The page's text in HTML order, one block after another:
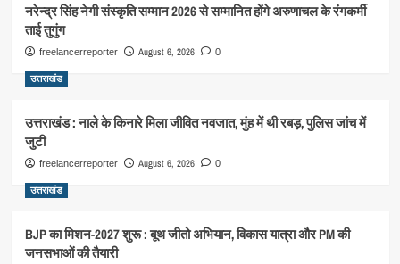
नरेन्द्र सिंह नेगी संस्कृति सम्मान 2026 से सम्मानित होंगे अरुणाचल के रंगकर्मी
ताई तुगुंग
freelancerreporter August 6, 2026 0
उत्तराखंड
उत्तराखंड : नाले के किनारे मिला जीवित नवजात, मुंह में थी रबड़, पुलिस जांच में
जुटी
freelancerreporter August 6, 2026 0
उत्तराखंड
BJP का मिशन-2027 शुरू : बूथ जीतो अभियान, विकास यात्रा और PM की
जनसभाओं की तैयारी